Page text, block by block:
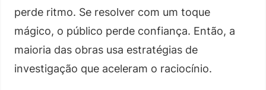
perde ritmo. Se resolver com um toque
mágico, o público perde confiança. Então, a
maioria das obras usa estratégias de
investigação que aceleram o raciocínio.